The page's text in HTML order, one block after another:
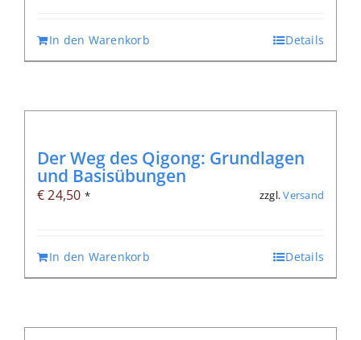
In den Warenkorb Details
Der Weg des Qigong: Grundlagen
und Basisübungen
€24,50 * zzgl.Versand
In den Warenkorb Details